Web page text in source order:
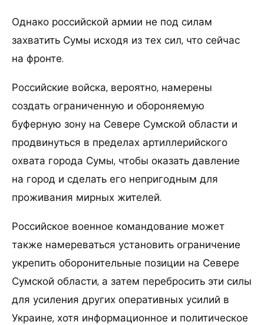
Однако российской армии не под силам
захватить Сумы исходя из тех сил, что сейчас
на фронте.
Российские войска, вероятно, намерены
создать ограниченную и обороняемую
буферную зону на Севере Сумской области и
продвинуться в пределах артиллерийского
охвата города Сумы, чтобы оказать давление
на город и сделать его непригодным для
проживания мирных жителей.
Российское военное командование может
также намереваться установить ограничение
укрепить оборонительные позиции на Севере
Сумской области, а затем перебросить эти силы
для усиления других оперативных усилий в
Украине, хотя информационное и политическое